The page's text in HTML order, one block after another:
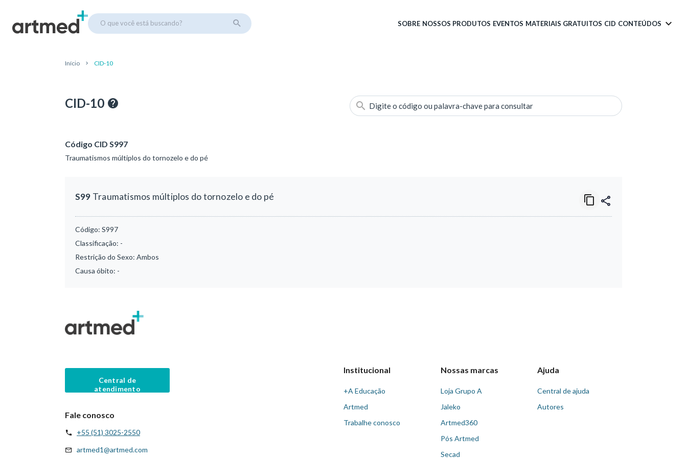
O que você está buscando? SOBRE NOSSOS PRODUTOS EVENTOS MATERIAIS GRATUITOS CID CONTEÚDOS
Início CID-10
CID-10 Digite o código ou palavra-chave para consultar
Código CID S997
Traumatismos múltiplos do tornozelo e do pé
S99 Traumatismos múltiplos do tornozelo e do pé
Código: S997
Classificação: -
Restrição do Sexo: Ambos
Causa óbito: -
Central de
atendimento
Fale conosco
+55 (51) 3025-2550
artmed1@artmed.com
Institucional
+A Educação
Artmed
Trabalhe conosco
Nossas marcas
Loja Grupo A
Jaleko
Artmed360
Pós Artmed
Secad
Ajuda
Central de ajuda
Autores